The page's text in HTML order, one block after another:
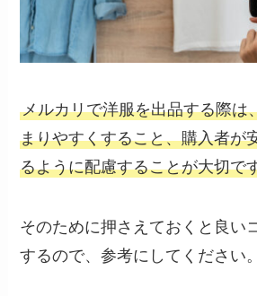
メルカリで洋服を出品する際は
まりやすくすること、購入者が
るように配慮することが大切で
そのために押さえておくと良い
するので、参考にしてください。